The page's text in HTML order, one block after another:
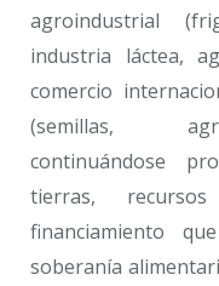
agroindustrial
industria láctea,
comercio
(semillas,
continuándose
tierras,
financiamiento
soberanía